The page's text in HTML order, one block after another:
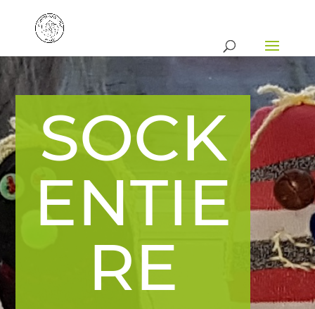
SOCK
ENTIE
RE